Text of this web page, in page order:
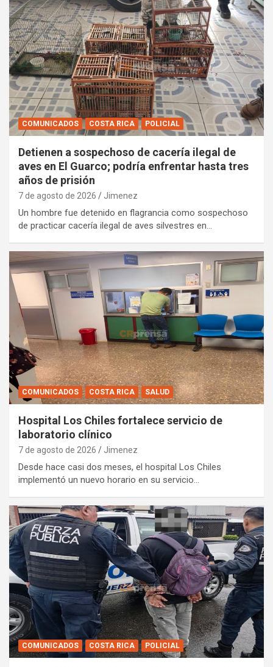
COMUNICADOS COSTA RICA POLICIAL
Detienen a sospechoso de cacería ilegal de
aves en El Guarco; podría enfrentar hasta tres
años de prisión
7 de agosto de 2026 Jimenez
Un hombre fue detenido en flagrancia como sospechoso
de practicar cacería ilegal de aves silvestres en…
COMUNICADOS COSTA RICA SALUD
Hospital Los Chiles fortalece servicio de
laboratorio clínico
7 de agosto de 2026 Jimenez
Desde hace casi dos meses, el hospital Los Chiles
implementó un nuevo horario en su servicio…
COMUNICADOS COSTA RICA POLICIAL